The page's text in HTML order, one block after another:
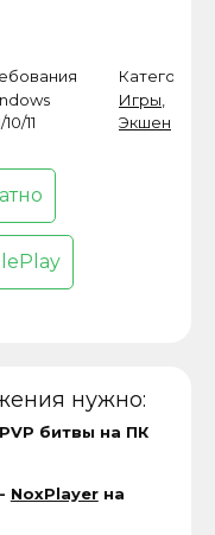
11
Категория
Игры
Экшен
нужно:
битвы на ПК
NoxPlayerна